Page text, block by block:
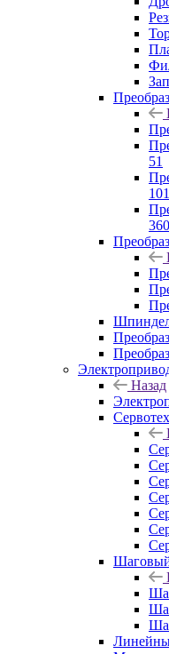
51
101
360
Назад